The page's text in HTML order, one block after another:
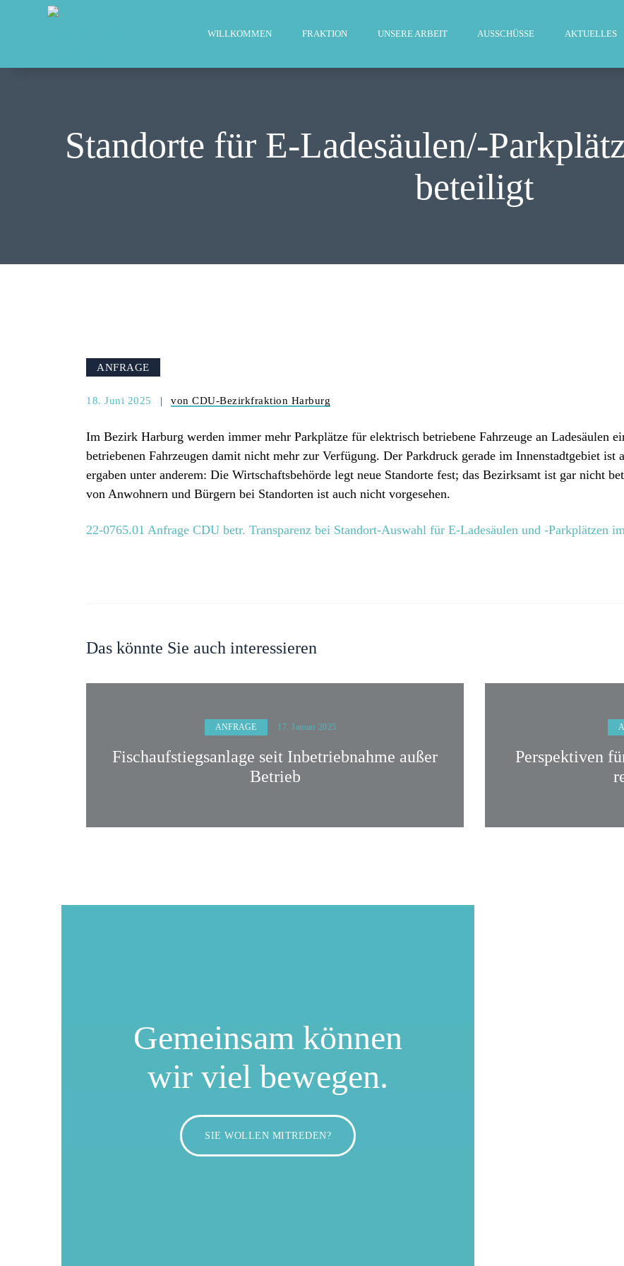
WILLKOMMEN FRAKTION UNSERE ARBEIT AUSSCHÜSSE AKTUELLES
Standorte für E-Ladesäulen/-
beteiligt
AKTUELLES
ANFRAGE
18. Juni 2025 von CDU-Bezirkfraktion Harburg
Im Bezirk Harburg werden immer mehr Parkplätze für elektrisch betriebene Fahrzeuge an Ladesäulen
betriebenen Fahrzeugen damit nicht mehr zur Verfügung. Der Parkdruck gerade im Innenstadtgebiet ist
ergaben unter anderem: Die Wirtschaftsbehörde legt neue Standorte fest; das Bezirksamt ist gar nicht
von Anwohnern und Bürgern bei Standorten ist auch nicht vorgesehen.
22-0765.01 Anfrage CDU betr. Transparenz bei Standort-Auswahl für E-Ladesäulen und -Parkplätzen
Das könnte Sie auch interessieren
ANFRAGE 17. Januar 2025
Fischaufstiegsanlage seit Inbetriebnahme außer
Betrieb
Perspektiven
Gemeinsam können
wir viel bewegen.
SIE WOLLEN MITREDEN?